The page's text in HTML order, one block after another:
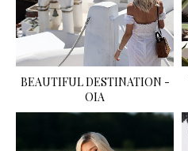
BEAUTIFUL DESTINATION -
OIA